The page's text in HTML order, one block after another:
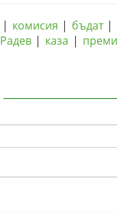
| комисия | бъдат|
Радев| каза |